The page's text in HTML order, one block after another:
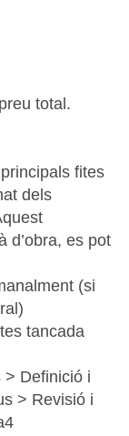
total.
fites
dels
d’obra, es pot
(si
tancada
> Definició i
> Revisió i